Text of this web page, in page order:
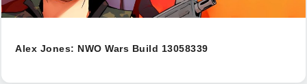
Alex Jones: NWO Wars Build 13058339